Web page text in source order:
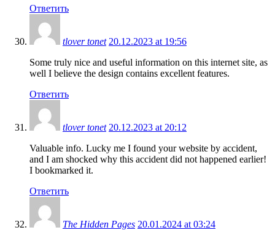
Ответить
tlover tonet 20.12.2023 at 19:56
Some truly nice and useful information on this internet site, as
well I believe the design contains excellent features.
Ответить
tlover tonet 20.12.2023 at 20:12
Valuable info. Lucky me I found your website by accident,
and I am shocked why this accident did not happened earlier!
I bookmarked it.
Ответить
The Hidden Pages 20.01.2024 at 03:24